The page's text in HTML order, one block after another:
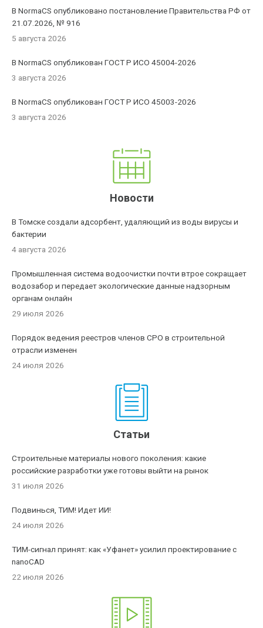
В NormaCS опубликовано постановление Правительства РФ от
21.07.2026, № 916
5 августа 2026
В NormaCS опубликован ГОСТ Р ИСО 45004-2026
3 августа 2026
В NormaCS опубликован ГОСТ Р ИСО 45003-2026
3 августа 2026
Новости
В Томске создали адсорбент, удаляющий из воды вирусы и
бактерии
4 августа 2026
Промышленная система водоочистки почти втрое сокращает
водозабор и передает экологические данные надзорным
органам онлайн
29 июля 2026
Порядок ведения реестров членов СРО в строительной
отрасли изменен
24 июля 2026
Статьи
Строительные материалы нового поколения: какие
российские разработки уже готовы выйти на рынок
31 июля 2026
Подвинься, ТИМ! Идет ИИ!
24 июля 2026
ТИМ-сигнал принят: как «Уфанет» усилил проектирование с
nanoCAD
22 июля 2026